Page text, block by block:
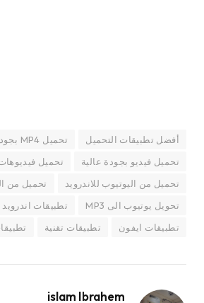
أفضل تطبيقات التحميل
تحميل MP4 بجودة 4K
تحميل فيديو بجودة عالية
تحميل
تحميل من اليوتيوب للاندرويد
تحميل من
تحويل يوتيوب الى MP3
تطبيقات اندرويد 2026
تطبيقات ايفون
تطبيقات تقنية
islam Ibrahem